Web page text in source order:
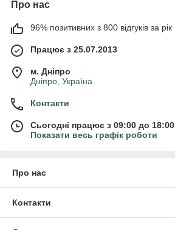
Про нас
96% позитивних з 800 відгуків за рік
Працює з 25.07.2013
м. Дніпро
Дніпро, Україна
Контакти
Сьогодні працює з 09:00 до 18:00
Показати весь графік роботи
Про нас
Контакти